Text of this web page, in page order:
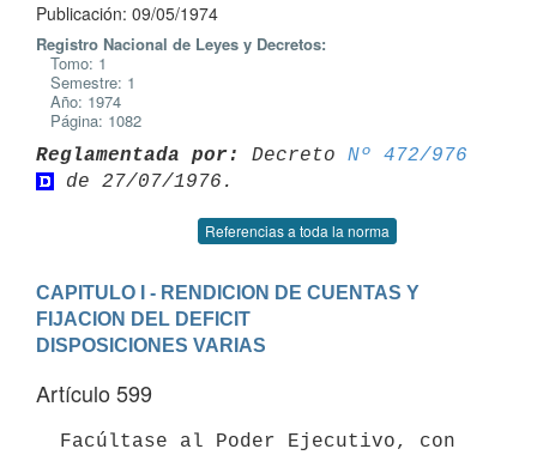
Publicación: 09/05/1974
Registro Nacional de Leyes y Decretos:
Tomo: 1
Semestre: 1
Año: 1974
Página: 1082
Reglamentada por: Decreto Nº 472/976
Referencias a toda la norma
CAPITULO I - RENDICION DE CUENTAS Y
FIJACION DEL DEFICIT
DISPOSICIONES VARIAS
Artículo 599